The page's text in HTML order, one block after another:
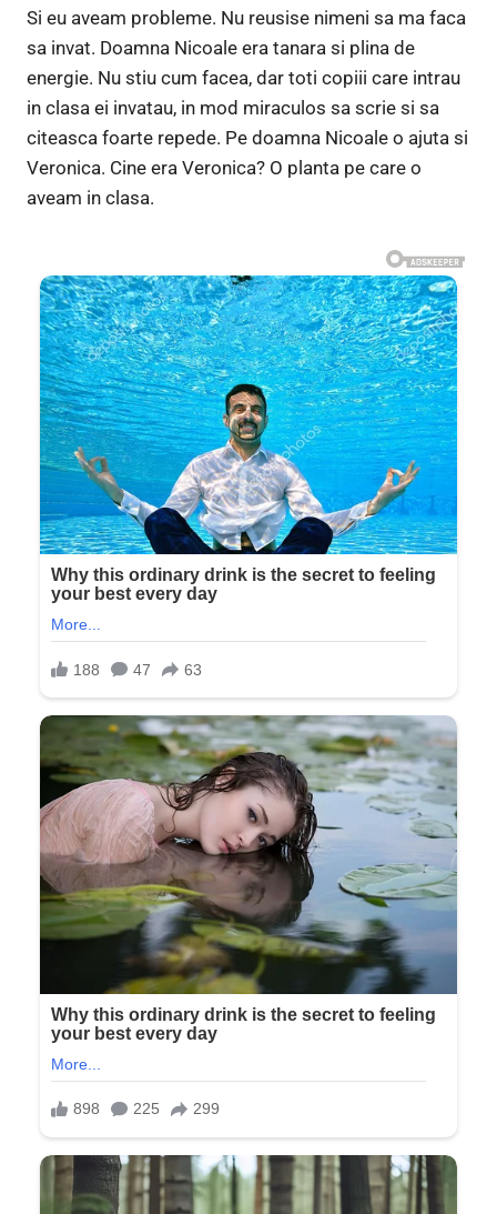
Si eu aveam probleme. Nu reusise nimeni sa ma faca
sa invat. Doamna Nicoale era tanara si plina de
energie. Nu stiu cum facea, dar toti copiii care intrau
in clasa ei invatau, in mod miraculos sa scrie si sa
citeasca foarte repede. Pe doamna Nicoale o ajuta si
Veronica. Cine era Veronica? O planta pe care o
aveam in clasa.